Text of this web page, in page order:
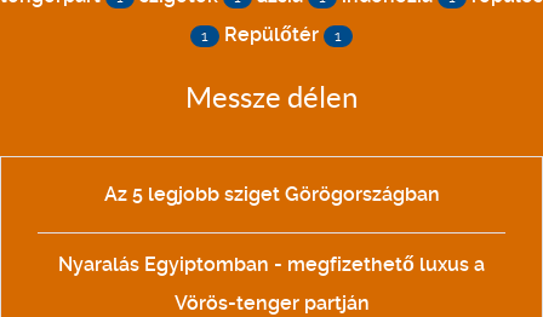
1 Repülőtér 1
Messze délen
Az 5 legjobb sziget Görögországban
Nyaralás Egyiptomban - megfizethető luxus a
Vörös-tenger partján